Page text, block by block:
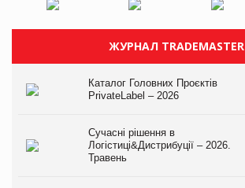
ЖУРНАЛ TRADEMASTER
Каталог Головних Проєктів
PrivateLabel – 2026
Сучасні рішення в
Логістиці&Дистрибуції – 2026.
Травень